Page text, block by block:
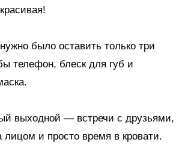
было оставить только три
телефон, блеск для губ и
выходной — встречи с друзьями,
лицом и просто время в кровати.